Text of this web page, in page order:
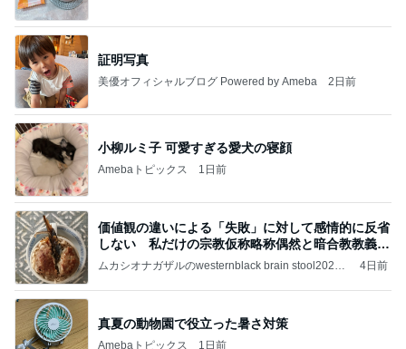
証明写真
美優オフィシャルブログ Powered by Ameba 2日前
小柳ルミ子 可愛すぎる愛犬の寝顔
Amebaトピックス 1日前
価値観の違いによる「失敗」に対して感情的に反省
しない 私だけの宗教仮称略称偶然と暗合教教義候
補
ムカシオナガザルのwesternblack brain stool2024
ガザル
4日前
真夏の動物園で役立った暑さ対策
Amebaトピックス 1日前